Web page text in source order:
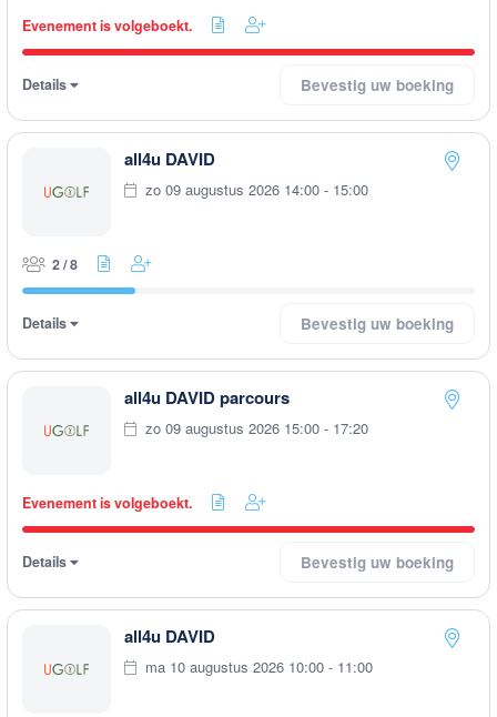
Evenement is volgeboekt.
Details Bevestig uw boeking
all4u DAVID
zo 09 augustus 2026 14:00 - 15:00
2 / 8
Details Bevestig uw boeking
all4u DAVID parcours
zo 09 augustus 2026 15:00 - 17:20
Evenement is volgeboekt.
Details Bevestig uw boeking
all4u DAVID
ma 10 augustus 2026 10:00 - 11:00